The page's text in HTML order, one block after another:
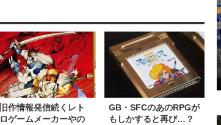
旧作情報発信続くレト
ロゲームメーカーやの
GB・SFCのあのRPGが
もしかすると再び…？